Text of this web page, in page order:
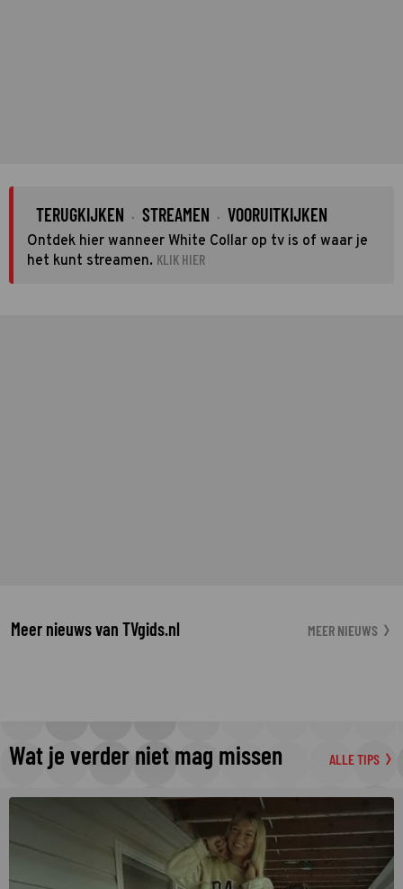
TERUGKIJKEN · STREAMEN · VOORUITKIJKEN
Ontdek hier wanneer White Collar op tv is of waar je
het kunt streamen. KLIK HIER
Meer nieuws van TVgids.nl MEER NIEUWS
Wat je verder niet mag missen ALLE TIPS